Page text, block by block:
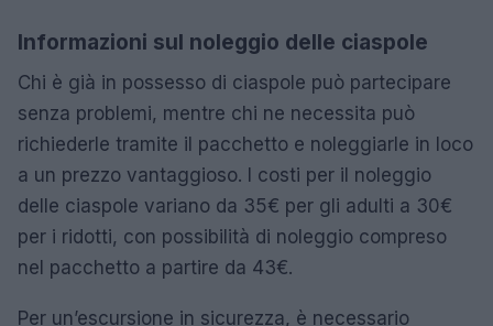
Informazioni sul noleggio delle ciaspole
Chi è già in possesso di ciaspole può partecipare
senza problemi, mentre chi ne necessita può
richiederle tramite il pacchetto e noleggiarle in loco
a un prezzo vantaggioso. I costi per il noleggio
delle ciaspole variano da 35€ per gli adulti a 30€
per i ridotti, con possibilità di noleggio compreso
nel pacchetto a partire da 43€.
Per un’escursione in sicurezza, è necessario